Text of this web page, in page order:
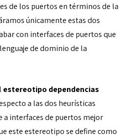
de los puertos en términos de la
únicamente estas dos
con interfaces de puertos que
de dominio de la
estereotipo dependencias
a las dos heurísticas
a interfaces de puertos mejor
este estereotipo se define como